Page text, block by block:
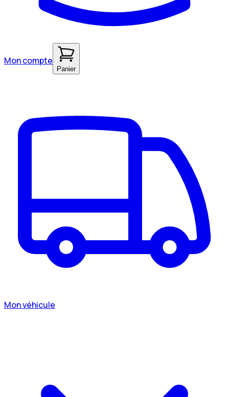
Mon compte
Panier
Mon véhicule